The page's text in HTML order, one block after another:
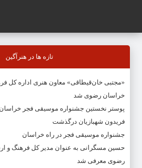
تازه ها در هنرآگین
«مجتبی خان‌قیطاقی» معاون هنری اداره کل
خراسان رضوی شد
پوستر نخستین جشنواره موسیقی فجر
فریدون شهبازیان درگذشت
جشنواره موسیقی فجر در راه خراسان
حسین مسگرانی به عنوان مدیر کل فرهنگ و
رضوی معرفی شد